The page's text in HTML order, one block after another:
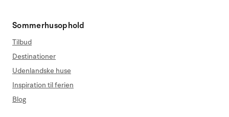
Sommerhusophold
Tilbud
Destinationer
Udenlandske huse
Inspiration til ferien
Blog